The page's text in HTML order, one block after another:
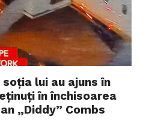
lui au ajuns în
în închisoarea
„Diddy” Combs